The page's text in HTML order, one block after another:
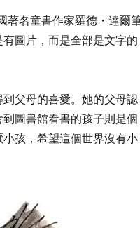
名童書作家羅德・達爾
圖片，而是全部是文字的
父母的喜愛。她的父母認
圖書館看書的孩子則是個
孩，希望這個世界沒有小